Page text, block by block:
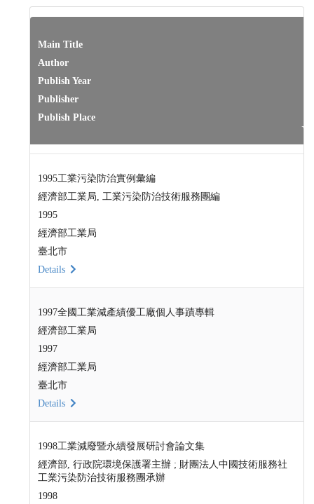
Main Title
Author
Publish Year
Publisher
Publish Place
1995工業污染防治實例彙編
經濟部工業局, 工業污染防治技術服務團編
1995
經濟部工業局
臺北市
Details
1997全國工業減產績優工廠個人事蹟專輯
經濟部工業局
1997
經濟部工業局
臺北市
Details
1998工業減廢暨永續發展研討會論文集
經濟部, 行政院環境保護署主辦 ; 財團法人中國技術服務社
工業污染防治技術服務團承辦
1998